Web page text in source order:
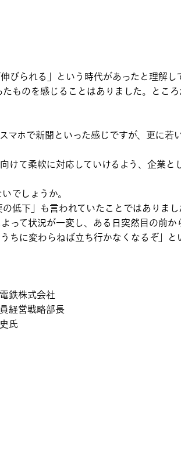
びられる」という時代があったと理解
ものを感じることはありました。とこ
ホで新聞といった感じですが、更に若
て柔軟に対応していけるよう、企業と
でしょうか。
低下」も言われていたことではありま
って状況が一変し、ある日突然目の前
ちに変わらねば立ち行かなくなるぞ」
鉄株式会社
経営戦略部長
氏